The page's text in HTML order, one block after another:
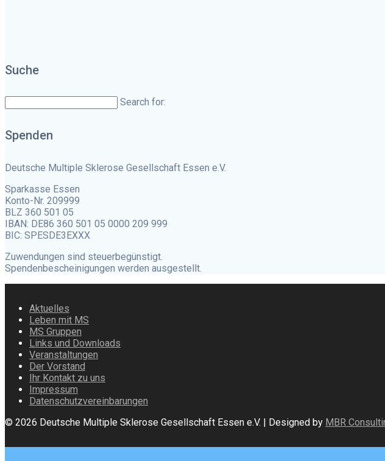
Suche
Search for:
Spenden
Deutsche Multiple Sklerose Gesellschaft Essen e.V.
Sparkasse Essen
Konto-Nr. 209999
BLZ 360 501 05
IBAN: DE86 360 501 05 0000 209 999
BIC: SPESDE3EXXX
Zuwendungen sind steuerbegünstigt.
Spendenbescheinigungen werden ausgestellt.
Aktuelles
Leben mit MS
MS Gruppen
Links und Downloads
Veranstaltungen
Der Vorstand
Ihr Kontakt zu uns
Impressum
Datenschutzvereinbarungen
© 2026 Deutsche Multiple Sklerose Gesellschaft Essen e.V. | Designed by MBR